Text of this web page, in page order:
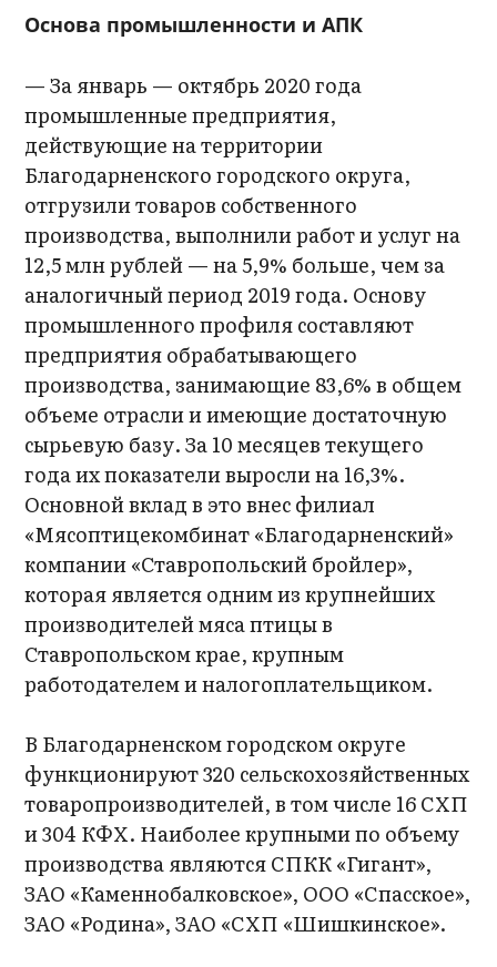
Основа промышленности и АПК
— За январь — октябрь 2020 года
промышленные предприятия,
действующие на территории
Благодарненского городского округа,
отгрузили товаров собственного
производства, выполнили работ и услуг на
12,5 млн рублей — на 5,9% больше, чем за
аналогичный период 2019 года. Основу
промышленного профиля составляют
предприятия обрабатывающего
производства, занимающие 83,6% в общем
объеме отрасли и имеющие достаточную
сырьевую базу. За 10 месяцев текущего
года их показатели выросли на 16,3%.
Основной вклад в это внес филиал
«Мясоптицекомбинат «Благодарненский»
компании «Ставропольский бройлер»,
которая является одним из крупнейших
производителей мяса птицы в
Ставропольском крае, крупным
работодателем и налогоплательщиком.
В Благодарненском городском округе
функционируют 320 сельскохозяйственных
товаропроизводителей, в том числе 16 СХП
и 304 КФХ. Наиболее крупными по объему
производства являются СПКК «Гигант»,
ЗАО «Каменнобалковское», ООО «Спасское»,
ЗАО «Родина», ЗАО «СХП «Шишкинское».